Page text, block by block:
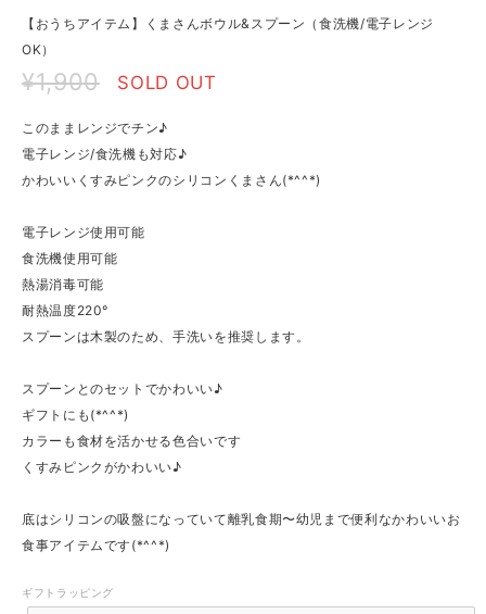
【おうちアイテム】くまさんボウル&スプーン（食洗機/電子レンジ
OK）
¥1,900 SOLD OUT
このままレンジでチン♪
電子レンジ/食洗機も対応♪
かわいいくすみピンクのシリコンくまさん(*^^*)
電子レンジ使用可能
食洗機使用可能
熱湯消毒可能
耐熱温度220°
スプーンは木製のため、手洗いを推奨します。
スプーンとのセットでかわいい♪
ギフトにも(*^^*)
カラーも食材を活かせる色合いです
くすみピンクがかわいい♪
底はシリコンの吸盤になっていて離乳食期〜幼児まで便利なかわいいお
食事アイテムです(*^^*)
ギフトラッピング